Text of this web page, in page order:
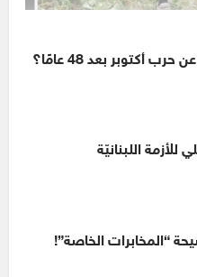
أكتوبر بعد 48 عامًا؟
للأزمة اللبنانيّة
“المخابرات الخاصة”!